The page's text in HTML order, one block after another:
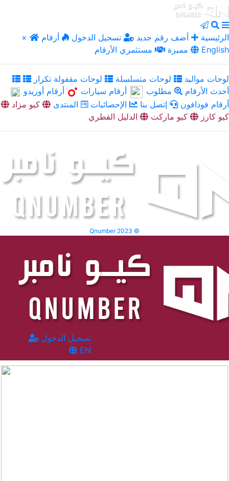
× الرئيسية أضف رقم جديد تسجيل الدخول
أرقام
مميزة
مستثمري الأرقام English
لوحات مواليد لوحات متسلسلة
لوحات مقفولة تكرار
أحدث الأرقام
مطلوب أرقام سيارات
أرقام أوريدو
أرقام فودافون
إتصل بنا الإحصائيات المنتدى
كيو مزاد
كيو كارز
كيو ماركت الدليل القطري
Qnumber 2023 ©
تسجيل الدخول
EN